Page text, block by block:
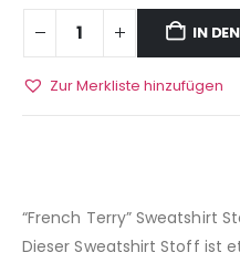
IN
Zur Merkliste hinzufügen
“French Terry” Sweatshirt
Dieser Sweatshirt Stoff ist